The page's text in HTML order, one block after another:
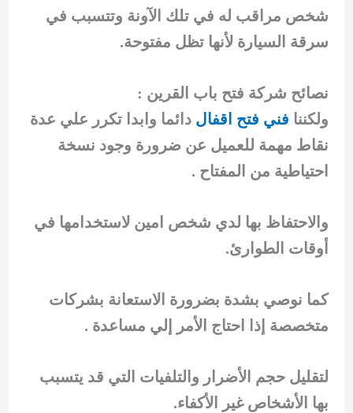
شخص مراقب له في تلك الآونة وتتسبب في
سرقة السيارة لأنها تظل مفتوحة.
نصائح شركة فتح باب القرين :
ولكننا فني فتح اقفال دائما وابدا تكرر علي عدة
نقاط مهمة للعميل عن ضرورة وجود نسخة
احتياطية من المفتاح .
والاحتفاظ بها لدي شخص امين لاستخدامها في
أوقات الطوارئ.
كما نوصي بشدة بضرورة الاستعانة بشركات
متخصصة إذا احتاج الأمر إلي مساعدة .
لتقليل حجم الأضرار والتلفيات التي قد يتسبب
بها الأشخاص غير الأكفاء.